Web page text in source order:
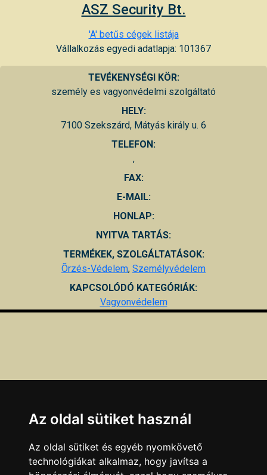
ASZ Security Bt.
'A' betűs cégek listája
Vállalkozás egyedi adatlapja: 101367
TEVÉKENYSÉGI KÖR:
személy es vagyonvédelmi szolgáltató
HELY:
7100 Szekszárd, Mátyás király u. 6
TELEFON:
,
FAX:
E-MAIL:
HONLAP:
NYITVA TARTÁS:
TERMÉKEK, SZOLGÁLTATÁSOK:
Õrzés-Védelem, Személyvédelem
KAPCSOLÓDÓ KATEGÓRIÁK:
Vagyonvédelem
Az oldal sütiket használ
Az oldal sütiket és egyéb nyomkövető
technológiákat alkalmaz, hogy javítsa a